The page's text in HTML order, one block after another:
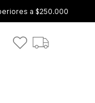
a $250.000